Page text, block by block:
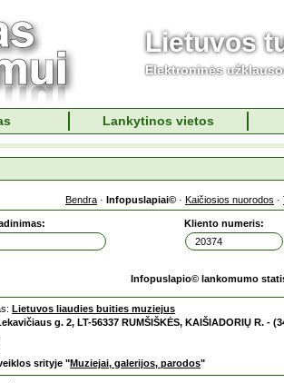
Lietuvos
Elektroninės
Lankytinos vietos
Bendra · Infopuslapiai© · Kaičiosios nuorodos ·
Kliento numeris:
Infopuslapio© lankomumo
Lietuvos liaudies buities muziejus
g. 2, LT-56337 RUMŠIŠKĖS, KAIŠIADORIŲ R. -
srityje "Muziejai, galerijos, parodos"